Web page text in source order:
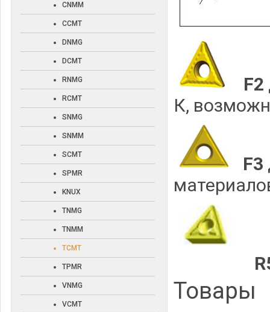
CNMM
CCMT
DNMG
DCMT
RNMG
RCMT
SNMG
SNMM
SCMT
SPMR
KNUX
TNMG
TNMM
TCMT
TPMR
VNMG
VCMT
F2
К,
F3
Товары